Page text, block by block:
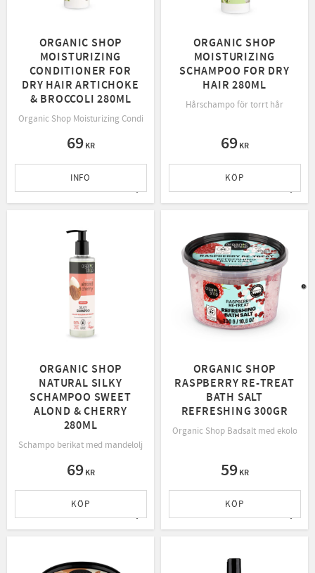
ORGANIC SHOP
MOISTURIZING
CONDITIONER FOR
DRY HAIR ARTICHOKE
& BROCCOLI 280ML
Organic Shop Moisturizing Conditioner med kronärtskocka & broccoli ger
69KR
Lägg till i favoriter
INFO
ORGANIC SHOP
MOISTURIZING
SCHAMPOO FOR DRY
HAIR 280ML
Hårschampo för torrt hår
69KR
KÖP
ORGANIC SHOP
NATURAL SILKY
SCHAMPOO SWEET
ALOND & CHERRY
280ML
Schampo berikat med mandelolja som ger ditt hår en silkeslen och
69KR
Lägg till i favoriter
KÖP
ORGANIC SHOP
RASPBERRY RE-TREAT
BATH SALT
REFRESHING 300GR
Organic Shop Badsalt med
59KR
KÖP